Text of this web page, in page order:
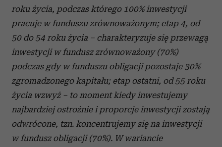
roku życia, podczas którego 100% inwestycji
pracuje w funduszu zrównoważonym; etap 4, od
50 do 54 roku życia – charakteryzuje się przewagą
inwestycji w fundusz zrównoważony (70%)
podczas gdy w funduszu obligacji pozostaje 30%
zgromadzonego kapitału; etap ostatni, od 55 roku
życia wzwyż – to moment kiedy inwestujemy
najbardziej ostrożnie i proporcje inwestycji zostają
odwrócone, tzn. koncentrujemy się na inwestycji
w fundusz obligacji (70%). W wariancie